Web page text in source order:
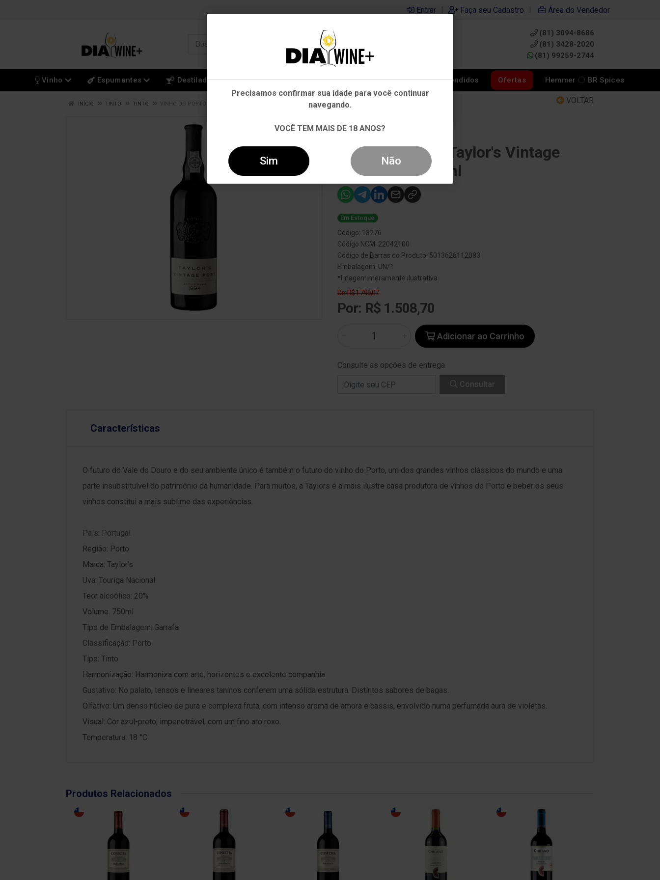
Entrar | Faça seu Cadastro | Área do Vendedor
(81) 3094-8686
(81) 3428-2020
(81) 99259-2744
Vinho Espumantes Destilados Cervejas Kits Departamentos Mais Vendidos Ofertas Hemmer 〇 BR Spices
VOLTAR
INÍCIO TINTO TINTO VINHO DO PORTO TAYLOR'S VINTAGE 1994 TINTO 750ML
-16%
Vinho do Porto Taylor's Vintage
1994 Tinto 750ml
Em Estoque
Código: 18276
Código NCM: 22042100
Código de Barras do Produto: 5013626112083
Embalagem: UN/1
*Imagem meramente ilustrativa
De: R$ 1.796,07
Por: R$ 1.508,70
Adicionar ao Carrinho
Consulte as opções de entrega
Consultar
Características
O futuro do Vale do Douro e do seu ambiente único é também o futuro do vinho do Porto, um dos grandes vinhos clássicos do mundo e uma
parte insubstituível do património da humanidade. Para muitos, a Taylors é a mais ilustre casa produtora de vinhos do Porto e beber os seus
vinhos constitui a mais sublime das experiências.
País: Portugal
Região: Porto
Marca: Taylor's
Uva: Touriga Nacional
Teor alcoólico: 20%
Volume: 750ml
Tipo de Embalagem: Garrafa
Classificação: Porto
Tipo: Tinto
Harmonização: Harmoniza com arte, horizontes e excelente companhia.
Gustativo: No palato, tensos e lineares taninos conferem uma sólida estrutura. Distintos sabores de bagas.
Olfativo: Um denso núcleo de pura e complexa fruta, com intenso aroma de amora e cassis, envolvido numa perfumada aura de violetas.
Visual: Cor azul-preto, impenetrável, com um fino aro roxo.
Temperatura: 18 °C
Produtos Relacionados
Em que Estado você está?
Pernambuco
Outros Estados
Precisamos confirmar sua idade para você continuar
navegando.
VOCÊ TEM MAIS DE 18 ANOS?
Sim Não